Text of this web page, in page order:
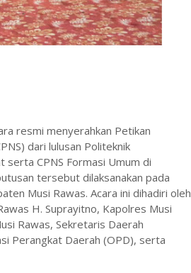
resmi menyerahkan Petikan
dari lulusan Politeknik
CPNS Formasi Umum di
tersebut dilaksanakan pada
Musi Rawas. Acara ini dihadiri oleh
H. Suprayitno, Kapolres Musi
Rawas, Sekretaris Daerah
Perangkat Daerah (OPD), serta